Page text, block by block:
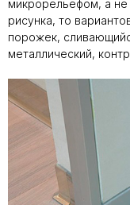
микрорельефом, а не
рисунка, то
порожек,
металлический,